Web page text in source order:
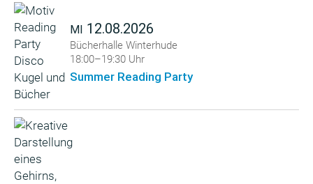
MI 12.08.2026
Bücherhalle Winterhude
18:00–19:30 Uhr
Summer Reading Party